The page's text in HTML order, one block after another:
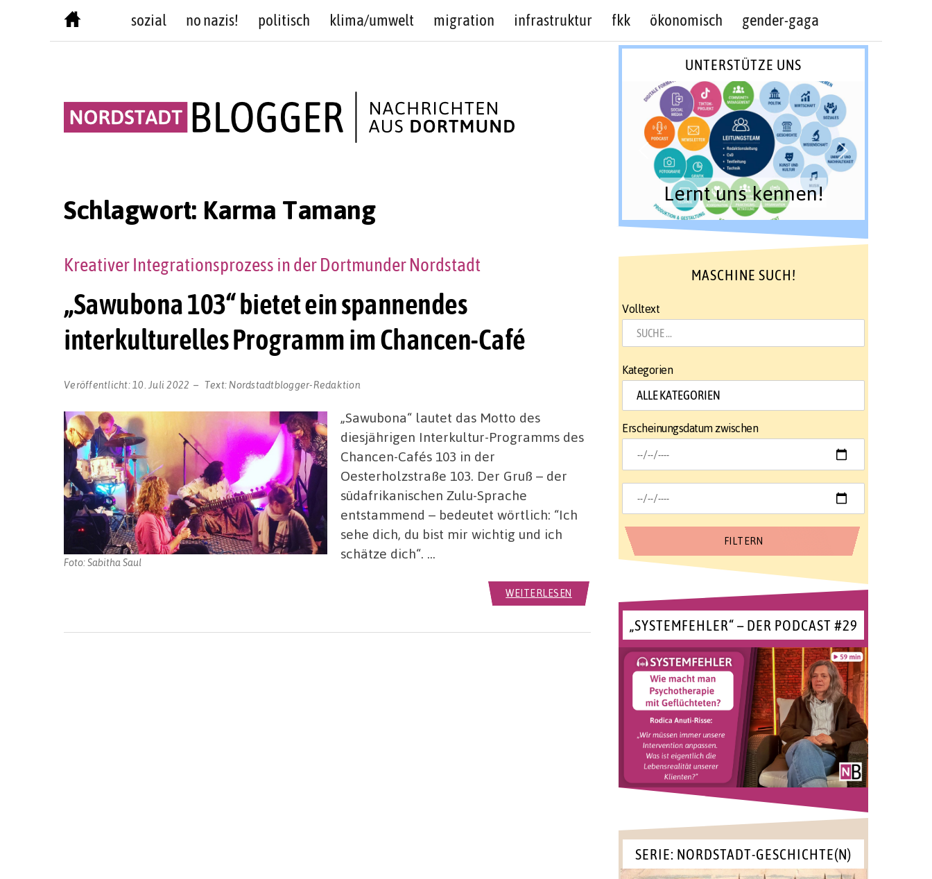
sozial no nazis! politisch klima/umwelt migration infrastruktur fkk ökonomisch gender-gaga
Schlagwort: Karma Tamang
„Sawubona 103“ bietet ein spannendes
interkulturelles Programm im Chancen-Café
Kreativer Integrationsprozess in der Dortmunder Nordstadt
Veröffentlicht: 10. Juli 2022 Text: Nordstadtblogger-Redaktion
Foto: Sabitha Saul
„Sawubona“ lautet das Motto des
diesjährigen Interkultur-Programms des
Chancen-Cafés 103 in der
Oesterholzstraße 103. Der Gruß – der
südafrikanischen Zulu-Sprache
entstammend – bedeutet wörtlich: “Ich
sehe dich, du bist mir wichtig und ich
schätze dich“. …
WEITERLESEN
UNTERSTÜTZE UNS
Lernt uns kennen!
MASCHINE SUCH!
Volltext
Kategorien
Erscheinungsdatum zwischen
„SYSTEMFEHLER“ – DER PODCAST #29
SERIE: NORDSTADT-GESCHICHTE(N)